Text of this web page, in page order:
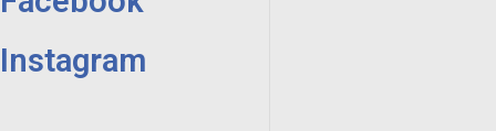
Instagram